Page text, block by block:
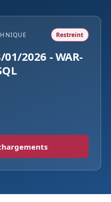
Restreint
2026 - WAR-